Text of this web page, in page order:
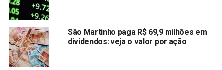
PRÓXIMA:
Site e app das Lojas Renner voltam a funcionar após
ataque cibernético
NÃO PERCA:
Embraer amplia rede de serviços para jatos
executivos nos EUA
São Martinho paga R$ 69,9 milhões em
dividendos: veja o valor por ação